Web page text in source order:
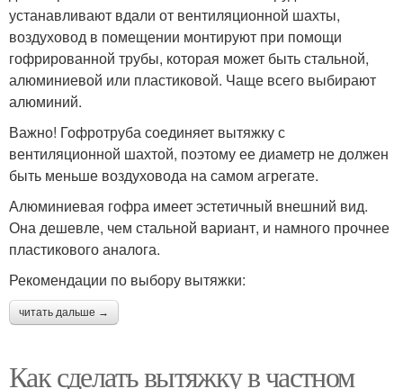
устанавливают вдали от вентиляционной шахты,
воздуховод в помещении монтируют при помощи
гофрированной трубы, которая может быть стальной,
алюминиевой или пластиковой. Чаще всего выбирают
алюминий.
Важно! Гофротруба соединяет вытяжку с
вентиляционной шахтой, поэтому ее диаметр не должен
быть меньше воздуховода на самом агрегате.
Алюминиевая гофра имеет эстетичный внешний вид.
Она дешевле, чем стальной вариант, и намного прочнее
пластикового аналога.
Рекомендации по выбору вытяжки:
читать дальше →
Как сделать вытяжку в частном